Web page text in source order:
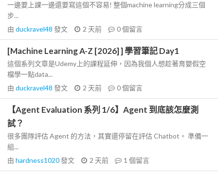
一邊要上課一邊還要寫這個不容易! 整個machine learning分成三個
步...
由 duckravel48 發文 2 天前 0個留言
[Machine Learning A-Z [2026] ] 學習筆記 Day1
這個系列文章是Udemy上的課程延伸，因為我個人想趁著育嬰假空
檔學一點data...
由 duckravel48 發文 2 天前 0個留言
【Agent Evaluation 系列 1/6】Agent 到底該怎麼測
試？
很多團隊評估 Agent 的方法，其實還停留在評估 Chatbot。 準備一
組...
由 hardness1020發文 2 天前 1 個留言